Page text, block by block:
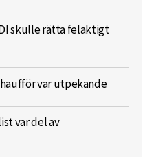
skulle rätta felaktigt
var utpekande
var del av